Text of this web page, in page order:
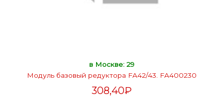
в Москве: 29
Модуль базовый редуктора FA42/43. FA400230
308,40₽